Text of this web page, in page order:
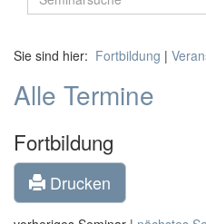
Sie sind hier: Fortbildung |
Alle Termine
Fortbildung
Drucken